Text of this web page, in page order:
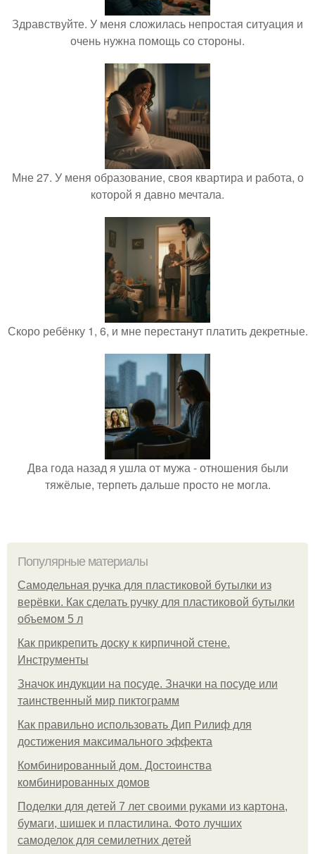
Здравствуйте. У меня сложилась непростая ситуация и
очень нужна помощь со стороны.
Мне 27. У меня образование, своя квартира и работа, о
которой я давно мечтала.
Скоро ребёнку 1, 6, и мне перестанут платить декретные.
Два года назад я ушла от мужа - отношения были
тяжёлые, терпеть дальше просто не могла.
Популярные материалы
Самодельная ручка для пластиковой бутылки из
верёвки. Как сделать ручку для пластиковой бутылки
объемом 5 л
Как прикрепить доску к кирпичной стене.
Инструменты
Значок индукции на посуде. Значки на посуде или
таинственный мир пиктограмм
Как правильно использовать Дип Рилиф для
достижения максимального эффекта
Комбинированный дом. Достоинства
комбинированных домов
Поделки для детей 7 лет своими руками из картона,
бумаги, шишек и пластилина. Фото лучших
самоделок для семилетних детей